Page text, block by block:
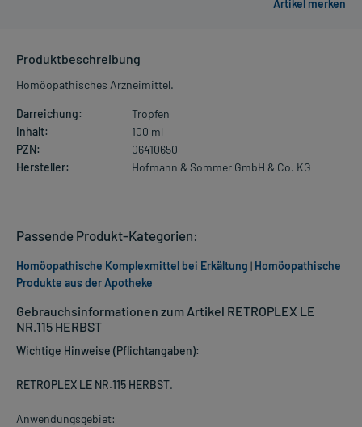
Produktbeschreibung
Homöopathisches Arzneimittel.
Darreichung:
Tropfen
Inhalt:
100 ml
PZN:
06410650
Hersteller:
Hofmann & Sommer GmbH & Co. KG
Gebrauchsinformationen zum Artikel RETROPLEX LE
NR.115 HERBST
Wichtige Hinweise (Pflichtangaben):
RETROPLEX LE NR.115 HERBST.
Anwendungsgebiet:
Passende Produkt-Kategorien:
Homöopathische Komplexmittel bei Erkältung | Homöopathische
Produkte aus der Apotheke